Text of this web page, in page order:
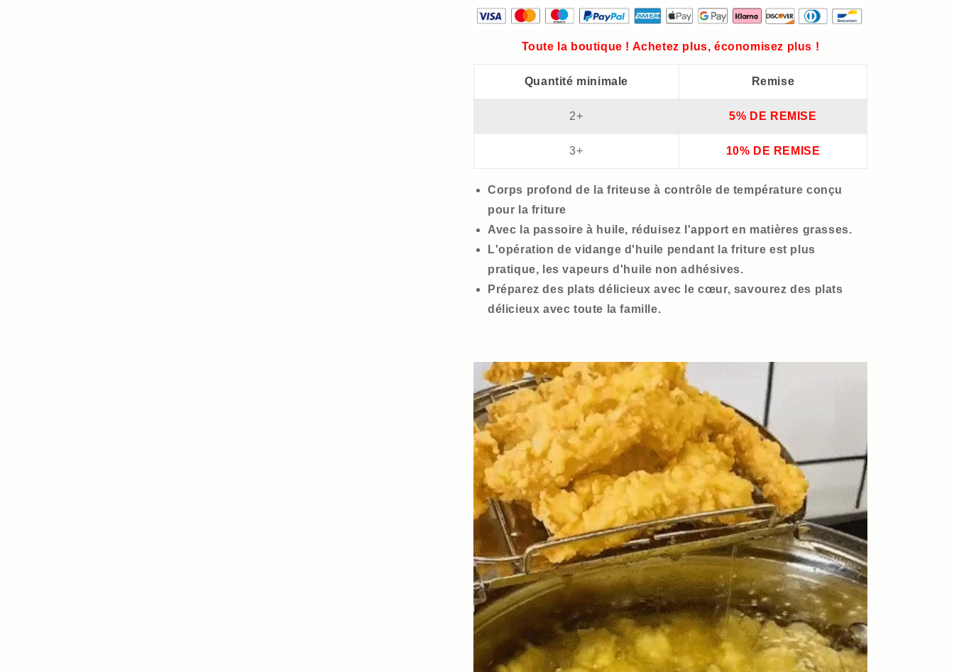
gratuite
gratuite
Toute la boutique ! Achetez plus, économisez plus !
Quantité minimale Remise
2+ 5% DE REMISE
3+ 10% DE REMISE
Corps profond de la friteuse à contrôle de température conçu
pour la friture
Avec la passoire à huile, réduisez l'apport en matières grasses.
L'opération de vidange d'huile pendant la friture est plus
pratique, les vapeurs d'huile non adhésives.
Préparez des plats délicieux avec le cœur, savourez des plats
délicieux avec toute la famille.